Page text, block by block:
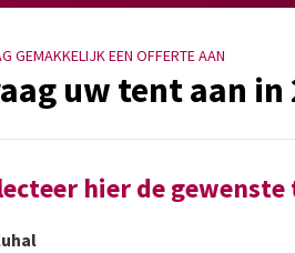
GEMAKKELIJK EEN OFFERTE AAN
uw tent aan in
hier de